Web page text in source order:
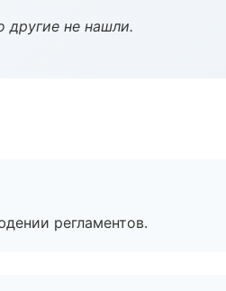
другие не нашли.
регламентов.